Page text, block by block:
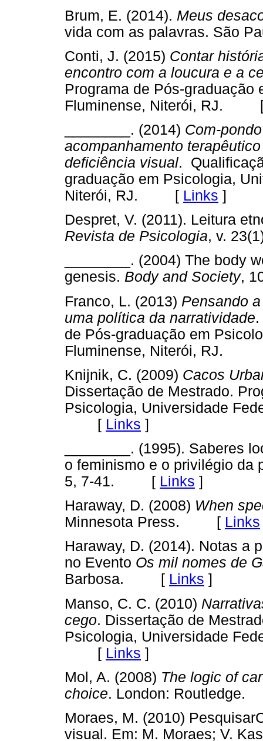
Brum, E. (2014). Meus
vida com as palavras.
Conti, J. (2015) Contar
encontro com a loucura e a
Programa de Pós-
Fluminense, Niterói, RJ.
________. (2014) Com-
acompanhamento
deficiência visual.
graduação em Psicologia,
Niterói, RJ. [ Links ]
Despret, V. (2011). Leitura
Revista de Psicologia, v.
________. (2004) The body
genesis. Body and Society,
Franco, L. (2013) Pensando
uma política da narratividade
de Pós-graduação em
Fluminense, Niterói, RJ.
Knijnik, C. (2009) Cacos
Dissertação de Mestrado.
Psicologia, Universidade
[ Links ]
________. (1995). Saberes
o feminismo e o privilégio da
5, 7-41. [ Links ]
Haraway, D. (2008) When
Minnesota Press. [ Links
Haraway, D. (2014). Notas a
no Evento Os mil nomes de
Barbosa. [ Links ]
Manso, C. C. (2010)
cego. Dissertação de
Psicologia, Universidade
[ Links ]
Mol, A. (2008) The logic of
choice. London:
Moraes, M. (2010)
visual. Em: M. Moraes; V.